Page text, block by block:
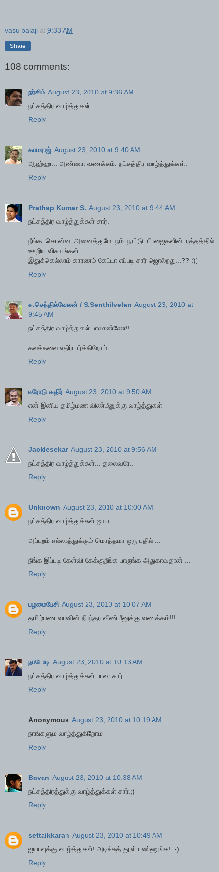
vasu balaji at 9:33 AM
Share
108 comments:
நர்சிம் August 23, 2010 at 9:36 AM
நட்சத்திர வாழ்த்துகள்.
Reply
காமராஜ் August 23, 2010 at 9:40 AM
ஆஹ்ஹா.. அண்ணா வணக்கம். நட்சத்திர வாழ்த்துக்கள்.
Reply
Prathap Kumar S. August 23, 2010 at 9:44 AM
நட்சத்திர வாழ்த்துக்கள் சார்.
நீங்க சொன்ன அனைத்துமே நம் நாட்டு பிரஜைகளின் ரத்தத்தில்
ஊறிய விசயங்கள்...
இதுக்கெல்லாம் காரணம் கேட்டா எப்படி சார் ஜொல்றது...?? :))
Reply
ச.செந்தில்வேலன் / S.Senthilvelan August 23, 2010 at
9:45 AM
நட்சத்திர வாழ்த்துகள் பாலாண்ணே!!
கலக்கலை எதிர்பார்க்கிறோம்.
Reply
ஈரோடு கதிர் August 23, 2010 at 9:50 AM
என் இனிய தமிழ்மண விண்மீனுக்கு வாழ்த்துகள்
Reply
Jackiesekar August 23, 2010 at 9:56 AM
நட்சத்திர வாழ்த்துக்கள்... தலைவரே..
Reply
Unknown August 23, 2010 at 10:00 AM
நட்சத்திர வாழ்த்துக்கள் ஐயா ...
அப்புறம் எல்லாத்துக்கும் மொத்தமா ஒரு பதில் ...
நீங்க இப்படி கேள்வி கேக்குறீங்க பாருங்க அதுகாவதான் ...
Reply
பழமைபேசி August 23, 2010 at 10:07 AM
தமிழ்மண வானின் நிரந்தர விண்மீனுக்கு வணக்கம்!!!
Reply
நாடோடி August 23, 2010 at 10:13 AM
ந‌ட்ச‌த்திர‌ வாழ்த்துக்க‌ள் பாலா சார்.
Reply
Anonymous August 23, 2010 at 10:19 AM
நாங்களும் வாழ்த்துகிறோம்
Reply
Bavan August 23, 2010 at 10:38 AM
நட்சத்திரத்துக்கு வாழ்த்துக்கள் சார்.;)
Reply
settaikkaran August 23, 2010 at 10:49 AM
ஐயாவுக்கு வாழ்த்துகள்! அடிச்சுத் தூள் பண்ணுங்க! :-)
Reply